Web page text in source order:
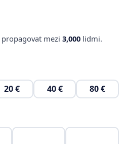
mezi 3,000 lidmi.
20 € 40 € 80 €